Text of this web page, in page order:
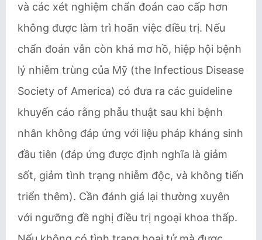
và các xét nghiệm chẩn đoán cao cấp hơn
không được làm trì hoãn việc điều trị. Nếu
chẩn đoán vẫn còn khá mơ hồ, hiệp hội bệnh
lý nhiễm trùng của Mỹ (the Infectious Disease
Society of America) có đưa ra các guideline
khuyến cáo rằng phẫu thuật sau khi bệnh
nhân không đáp ứng với liệu pháp kháng sinh
đầu tiên (đáp ứng được định nghĩa là giảm
sốt, giảm tình trạng nhiễm độc, và không tiến
triển thêm). Cần đánh giá lại thường xuyên
với ngưỡng đề nghị điều trị ngoại khoa thấp.